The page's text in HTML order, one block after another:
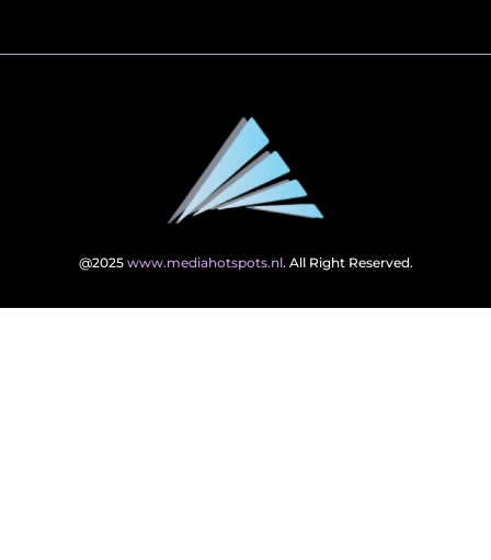
@2025 www.mediahotspots.nl. All Right Reserved.